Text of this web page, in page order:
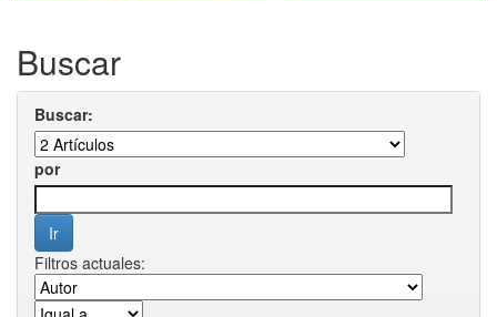
Buscar
Buscar:
por
Filtros actuales: